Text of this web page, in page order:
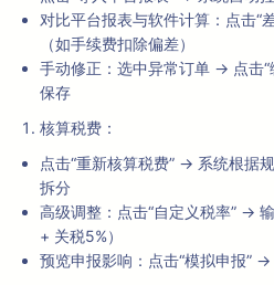
对比平台报表与软件计算：点击“
（如手续费扣除偏差）
手动修正：选中异常订单 → 点击
保存
核算税费：
点击“重新核算税费” → 系统根据
拆分
高级调整：点击“自定义税率” →
+ 关税5%）
预览申报影响：点击“模拟申报”